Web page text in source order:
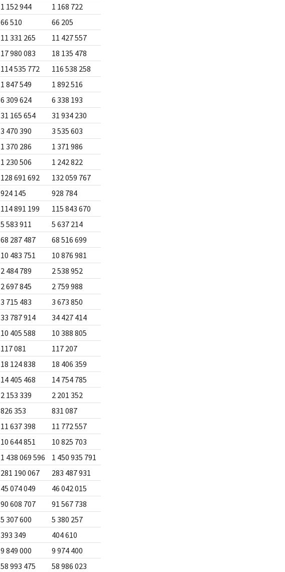
1 152 944 1 168 722
66 510 66 205
11 331 265 11 427 557
17 980 083 18 135 478
114 535 772 116 538 258
1 847 549 1 892 516
6 309 624 6 338 193
31 165 654 31 934 230
3 470 390 3 535 603
1 370 286 1 371 986
1 230 506 1 242 822
128 691 692 132 059 767
924 145 928 784
114 891 199 115 843 670
5 583 911 5 637 214
68 287 487 68 516 699
10 483 751 10 876 981
2 484 789 2 538 952
2 697 845 2 759 988
3 715 483 3 673 850
33 787 914 34 427 414
10 405 588 10 388 805
117 081 117 207
18 124 838 18 406 359
14 405 468 14 754 785
2 153 339 2 201 352
826 353 831 087
11 637 398 11 772 557
10 644 851 10 825 703
1 438 069 596 1 450 935 791
281 190 067 283 487 931
45 074 049 46 042 015
90 608 707 91 567 738
5 307 600 5 380 257
393 349 404 610
9 849 000 9 974 400
58 993 475 58 986 023